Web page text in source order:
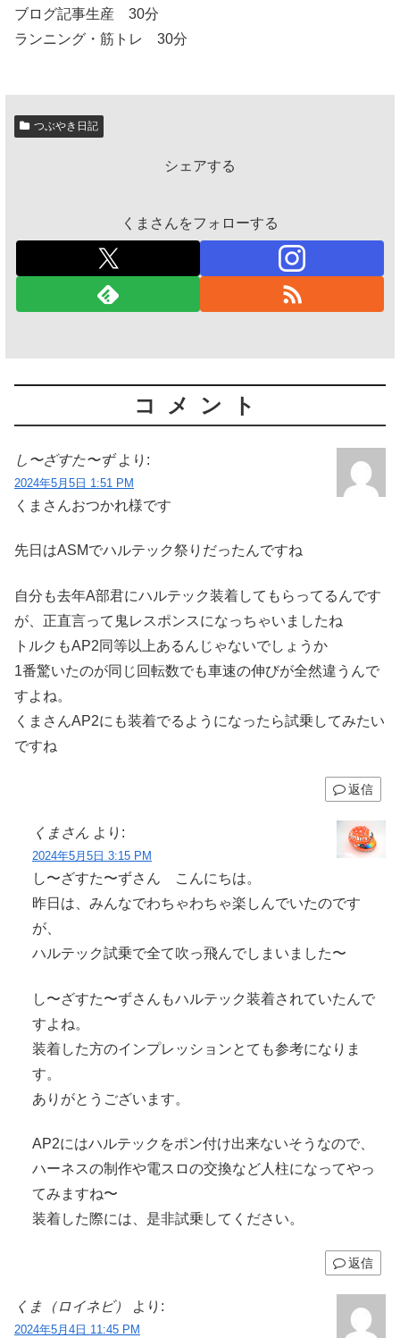
ブログ記事生産 30分
ランニング・筋トレ 30分
つぶやき日記
シェアする
くまさんをフォローする
コメント
し〜ざすた〜ず より:
2024年5月5日 1:51 PM
くまさんおつかれ様です
先日はASMでハルテック祭りだったんですね
自分も去年A部君にハルテック装着してもらってるんです
が、正直言って鬼レスポンスになっちゃいましたね
トルクもAP2同等以上あるんじゃないでしょうか
1番驚いたのが同じ回転数でも車速の伸びが全然違うんで
すよね。
くまさんAP2にも装着でるようになったら試乗してみたい
ですね
返信
くまさん より:
2024年5月5日 3:15 PM
し〜ざすた〜ずさん こんにちは。
昨日は、みんなでわちゃわちゃ楽しんでいたのです
が、
ハルテック試乗で全て吹っ飛んでしまいました〜
し〜ざすた〜ずさんもハルテック装着されていたんで
すよね。
装着した方のインプレッションとても参考になりま
す。
ありがとうございます。
AP2にはハルテックをポン付け出来ないそうなので、
ハーネスの制作や電スロの交換など人柱になってやっ
てみますね〜
装着した際には、是非試乗してください。
返信
くま（ロイネビ） より:
2024年5月4日 11:45 PM